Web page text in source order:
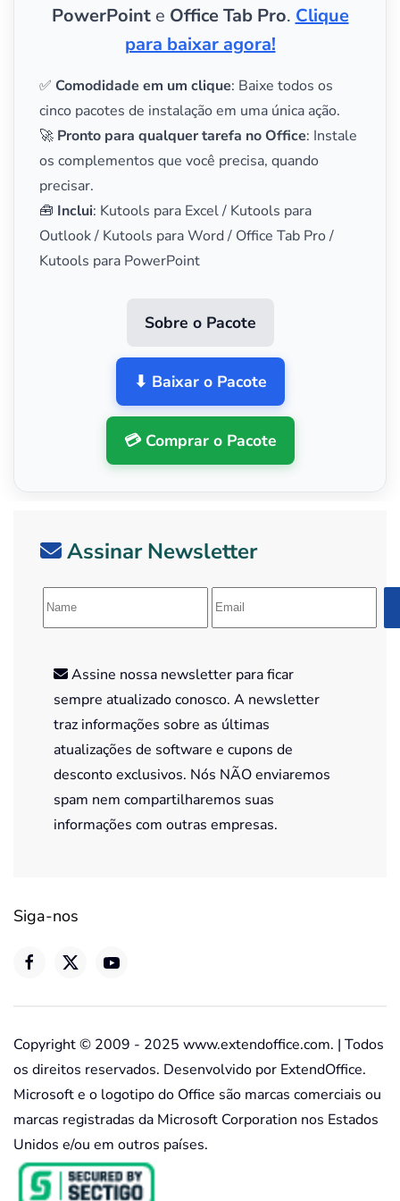
PowerPointe Office Tab Pro. Clique
para baixar agora!
✅ Comodidade em um clique: Baixe todos os
cinco pacotes de instalação em uma única ação.
🚀 Pronto para qualquer tarefa no Office: Instale
os complementos que você precisa, quando
precisar.
🧰 Inclui: Kutools para Excel / Kutools para
Outlook / Kutools para Word / Office Tab Pro /
Kutools para PowerPoint
Sobre o Pacote
⬇ Baixar o Pacote
💳 Comprar o Pacote
Assinar Newsletter
Assine nossa newsletter para ficar
sempre atualizado conosco. A newsletter
traz informações sobre as últimas
atualizações de software e cupons de
desconto exclusivos. Nós NÃO enviaremos
spam nem compartilharemos suas
informações com outras empresas.
Siga-nos
Copyright © 2009 - 2025 www.extendoffice.com. | Todos
os direitos reservados. Desenvolvido por ExtendOffice.
Microsoft e o logotipo do Office são marcas comerciais ou
marcas registradas da Microsoft Corporation nos Estados
Unidos e/ou em outros países.